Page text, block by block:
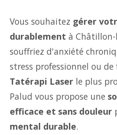
Vous souhaitez gérer
durablement à Châtillon-
souffriez d'anxiété
stress professionnel ou
Tatérapi Laser le plus
Palud vous propose une
efficace et sans douleur
mental durable.